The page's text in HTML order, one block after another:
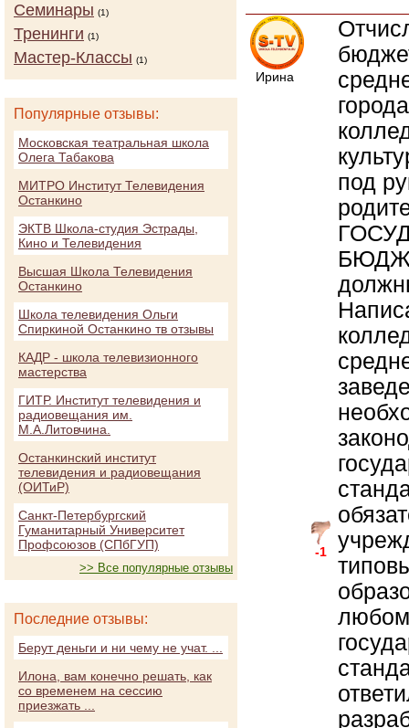
Ирина
-1
под
любом
Семинары (1)
Тренинги (1)
Мастер-Классы (1)
Популярные отзывы:
Московская театральная школа
Олега Табакова
МИТРО Институт Телевидения
Останкино
ЭКТВ Школа-студия Эстрады,
Кино и Телевидения
Высшая Школа Телевидения
Останкино
Школа телевидения Ольги
Спиркиной Останкино тв отзывы
КАДР - школа телевизионного
мастерства
ГИТР. Институт телевидения и
радиовещания им.
М.А.Литовчина.
Останкинский институт
телевидения и радиовещания
(ОИТиР)
Санкт-Петербургский
Гуманитарный Университет
Профсоюзов (СПбГУП)
>> Все популярные отзывы
Последние отзывы:
Берут деньги и ни чему не учат. ...
Илона, вам конечно решать, как
со временем на сессию
приезжать ...